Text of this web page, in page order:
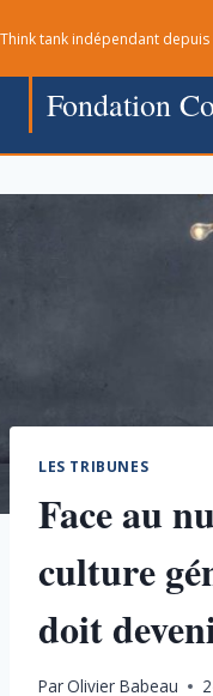
au
contenu
Think tank indépendant depuis
Fondation
LES TRIBUNES
Face au
culture
doit
ParOlivier Babeau